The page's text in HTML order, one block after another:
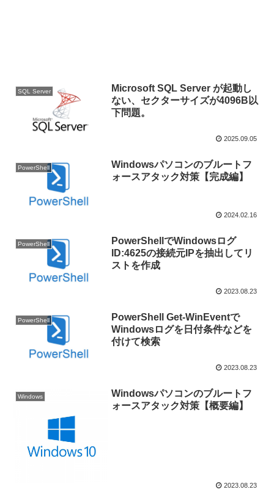
SQL Server
Microsoft SQL Server が起動し
ない、セクターサイズが4096B以
下問題。
2025.09.05
PowerShell
Windowsパソコンのブルートフ
ォースアタック対策【完成編】
2024.02.16
PowerShell
PowerShellでWindowsログ
ID:4625の接続元IPを抽出してリ
ストを作成
2023.08.23
PowerShell
PowerShell Get-WinEventで
Windowsログを日付条件などを
付けて検索
2023.08.23
Windows
Windowsパソコンのブルートフ
ォースアタック対策【概要編】
2023.08.23